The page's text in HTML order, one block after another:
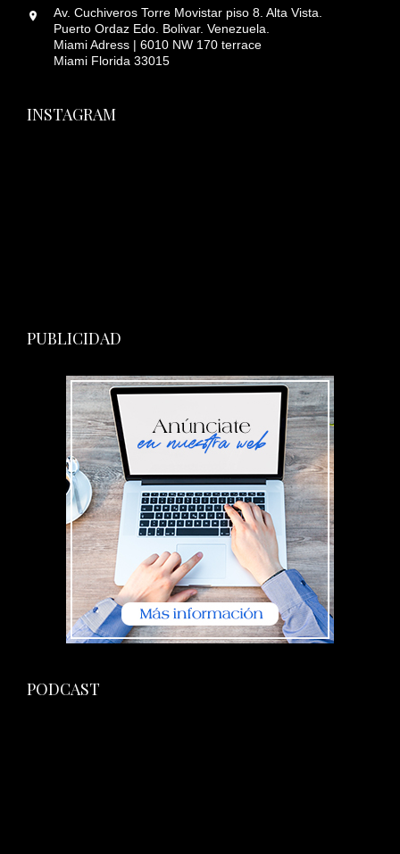
Av. Cuchiveros Torre Movistar piso 8. Alta Vista.
Puerto Ordaz Edo. Bolivar. Venezuela.
Miami Adress | 6010 NW 170 terrace
Miami Florida 33015
INSTAGRAM
PUBLICIDAD
PODCAST